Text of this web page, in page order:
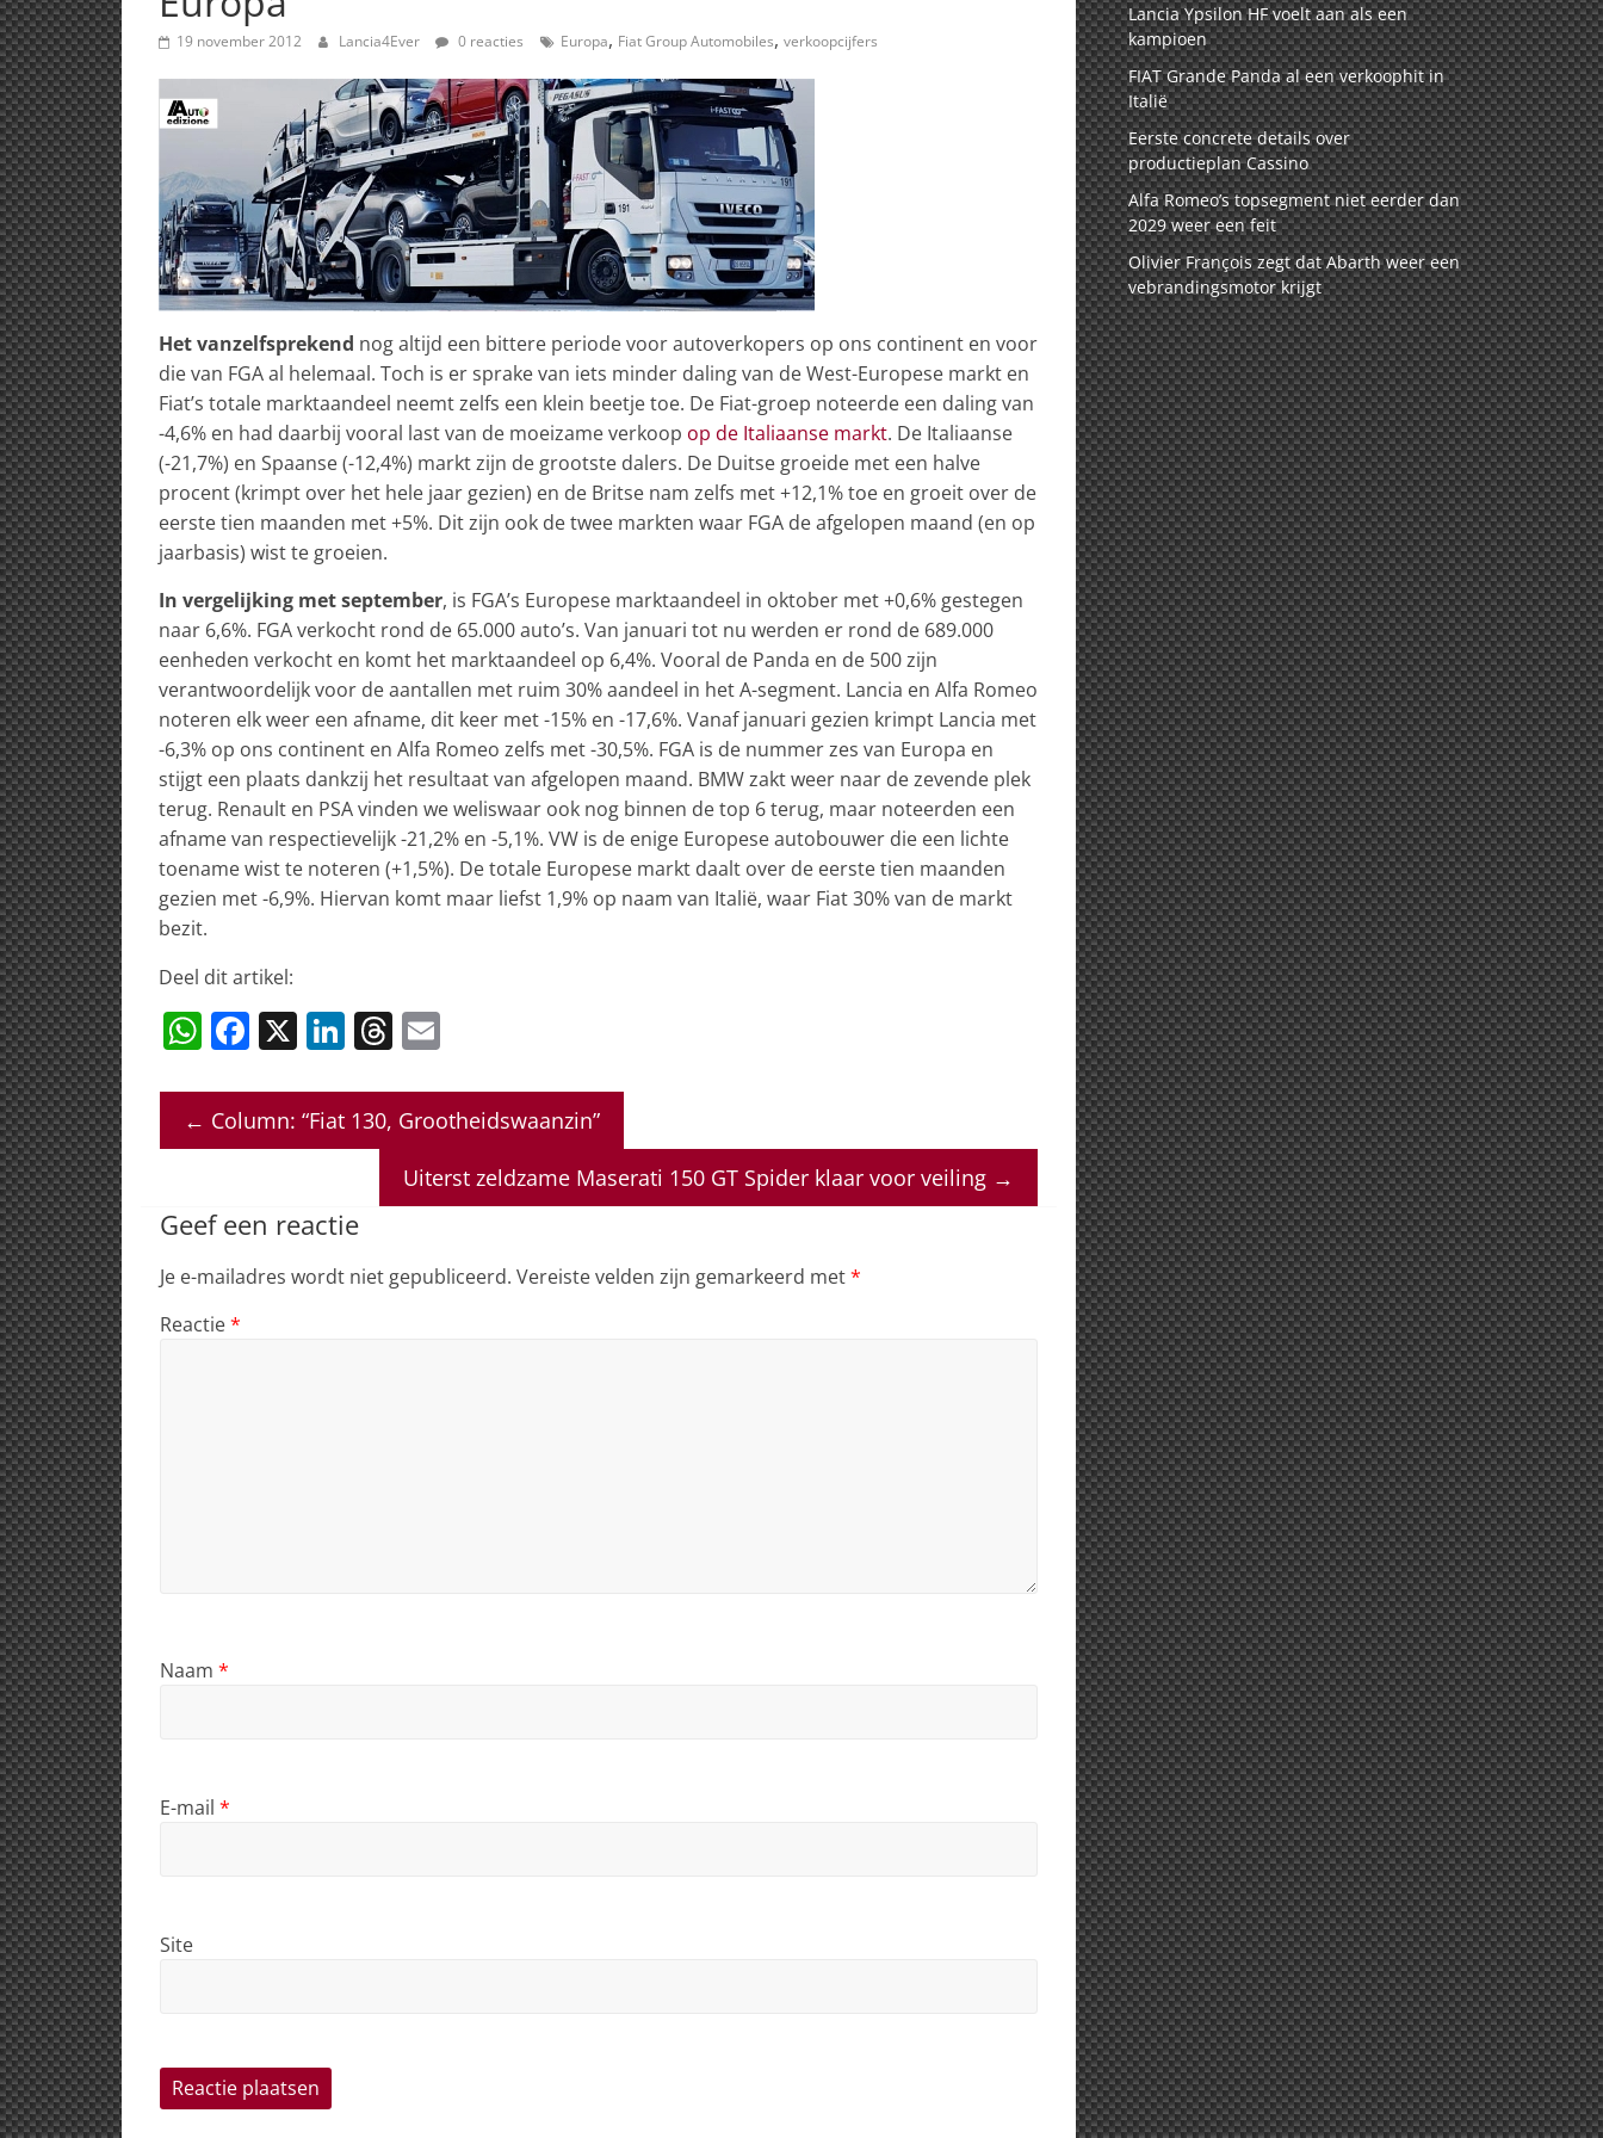
19 november 2012 Lancia4Ever 0 reacties Europa, Fiat Group Automobiles, verkoopcijfers
Het vanzelfsprekend nog altijd een bittere periode voor autoverkopers op ons continent en voor
die van FGA al helemaal. Toch is er sprake van iets minder daling van de West-Europese markt en
Fiat’s totale marktaandeel neemt zelfs een klein beetje toe. De Fiat-groep noteerde een daling van
-4,6% en had daarbij vooral last van de moeizame verkoop op de Italiaanse markt. De Italiaanse
(-21,7%) en Spaanse (-12,4%) markt zijn de grootste dalers. De Duitse groeide met een halve
procent (krimpt over het hele jaar gezien) en de Britse nam zelfs met +12,1% toe en groeit over de
eerste tien maanden met +5%. Dit zijn ook de twee markten waar FGA de afgelopen maand (en op
jaarbasis) wist te groeien.
In vergelijking met september, is FGA’s Europese marktaandeel in oktober met +0,6% gestegen
naar 6,6%. FGA verkocht rond de 65.000 auto’s. Van januari tot nu werden er rond de 689.000
eenheden verkocht en komt het marktaandeel op 6,4%. Vooral de Panda en de 500 zijn
verantwoordelijk voor de aantallen met ruim 30% aandeel in het A-segment. Lancia en Alfa Romeo
noteren elk weer een afname, dit keer met -15% en -17,6%. Vanaf januari gezien krimpt Lancia met
-6,3% op ons continent en Alfa Romeo zelfs met -30,5%. FGA is de nummer zes van Europa en
stijgt een plaats dankzij het resultaat van afgelopen maand. BMW zakt weer naar de zevende plek
terug. Renault en PSA vinden we weliswaar ook nog binnen de top 6 terug, maar noteerden een
afname van respectievelijk -21,2% en -5,1%. VW is de enige Europese autobouwer die een lichte
toename wist te noteren (+1,5%). De totale Europese markt daalt over de eerste tien maanden
gezien met -6,9%. Hiervan komt maar liefst 1,9% op naam van Italië, waar Fiat 30% van de markt
bezit.
Deel dit artikel:
W
at
s
p
F
c
e
o
o
k
X Li
k
e
n
T
re
a
d
s
ai
l
← Column: “Fiat 130, Grootheidswaanzin”
Uiterst zeldzame Maserati 150 GT Spider klaar voor veiling →
Geef een reactie
Je e-mailadres wordt niet gepubliceerd. Vereiste velden zijn gemarkeerd met*
Reactie*
Naam *
E-mail *
Site
Lancia Ypsilon HF voelt aan als een
kampioen
FIAT Grande Panda al een verkoophit in
Italië
Eerste concrete details over
productieplan Cassino
Alfa Romeo’s topsegment niet eerder dan
2029 weer een feit
Olivier François zegt dat Abarth weer een
vebrandingsmotor krijgt